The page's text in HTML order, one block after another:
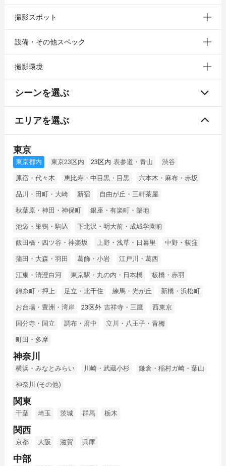
撮影スポット
設備・その他スペック
撮影環境
シーンを選ぶ
エリアを選ぶ
東京
東京都内 東京23区内 23区内 表参道・青山 渋谷
原宿・代々木 恵比寿・中目黒・目黒 六本木・麻布・赤坂
品川・田町・大崎 新宿 自由が丘・三軒茶屋
秋葉原・神田・神保町 銀座・有楽町・築地
池袋・巣鴨・駒込 下北沢・明大前・成城学園前
飯田橋・四ツ谷・神楽坂 上野・浅草・日暮里 中野・荻窪
蒲田・大森・羽田 葛飾・小岩 江戸川・葛西
江東・清澄白河 東京駅・丸の内・日本橋 板橋・赤羽
錦糸町・押上 足立・北千住 練馬・光が丘 新橋・浜松町
お台場・豊洲・湾岸 23区外 吉祥寺・三鷹 西東京
国分寺・国立 調布・府中 立川・八王子・青梅
町田・多摩
神奈川
横浜・みなとみらい 川崎・武蔵小杉 鎌倉・稲村ガ崎・葉山
神奈川 (その他)
関東
千葉 埼玉 茨城 群馬 栃木
関西
京都 大阪 滋賀 兵庫
中部